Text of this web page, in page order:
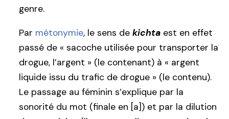
genre.
Par métonymie, le sens de kichta est en effet
passé de « sacoche utilisée pour transporter la
drogue, l’argent » (le contenant) à « argent
liquide issu du trafic de drogue » (le contenu).
Le passage au féminin s’explique par la
sonorité du mot (finale en [a]) et par la dilution